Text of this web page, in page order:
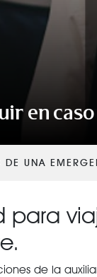
en
UNA
para
de la